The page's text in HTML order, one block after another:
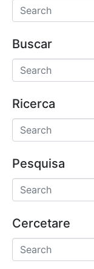
Buscar
Ricerca
Pesquisa
Cercetare